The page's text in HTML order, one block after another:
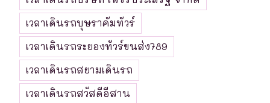
เวลาเดินรถบุษราคัมทัวร์
เวลาเดินรถระยองทัวร์ขนส่ง789
เวลาเดินรถสยามเดินรถ
เวลาเดินรถสวัสดีอีสาน